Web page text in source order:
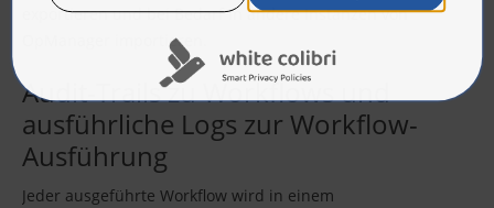
exportieren und bei Bedarf in andere Instanzen von
OpManager importieren.
Audit-Trails zu Workflows und
ausführliche Logs zur Workflow-
Ausführung
Jeder ausgeführte Workflow wird in einem